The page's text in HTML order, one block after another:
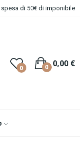
spesa di 50€ di imponibile
0 0,00 €
0